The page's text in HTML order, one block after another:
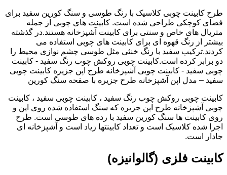
طرح کابینت چوبی کلاسیک با رنگ طوسی و سنگ کورین سفید برای
فضای کوچکی طراحی شده است. کابینت های چوبی از جمله
متریال های خاص و سنتی برای کابینت آشپزخانه هستند.در گذشته
بیشتر از رنگ قهوه ای برای کابینت های چوبی استفاده می
کردند.ترکیب سفید با رنگ خنثی مثل طوسی چشم نوازی محیط را
دو برابر کرده است.کابینت چوبی روکش چوب رنگ سفید - کابینت
چوبی سفید - کابینت چوبی آشپزخانه طرح اپن جزیره کابینت چوبی
سفید – مدل اپن آشپزخانه طرح جزیره با صفحه سنگ کورین
کابینت چوبی روکش چوب رنگ سفید ، کابینت چوبی سفید ، کابینت
چوبی آشپزخانه طرح اپن جزیره که سنگ استفاده شده روی اپن و
روی کابینت ها سنگ کورین سفید با رده های طوسی است. طرح
اجرا شده کلاسیک است و تعداد کابینتها زیاد است و آشپزخانه ای
جادار است.
کابینت فلزی (گالوانیزه)